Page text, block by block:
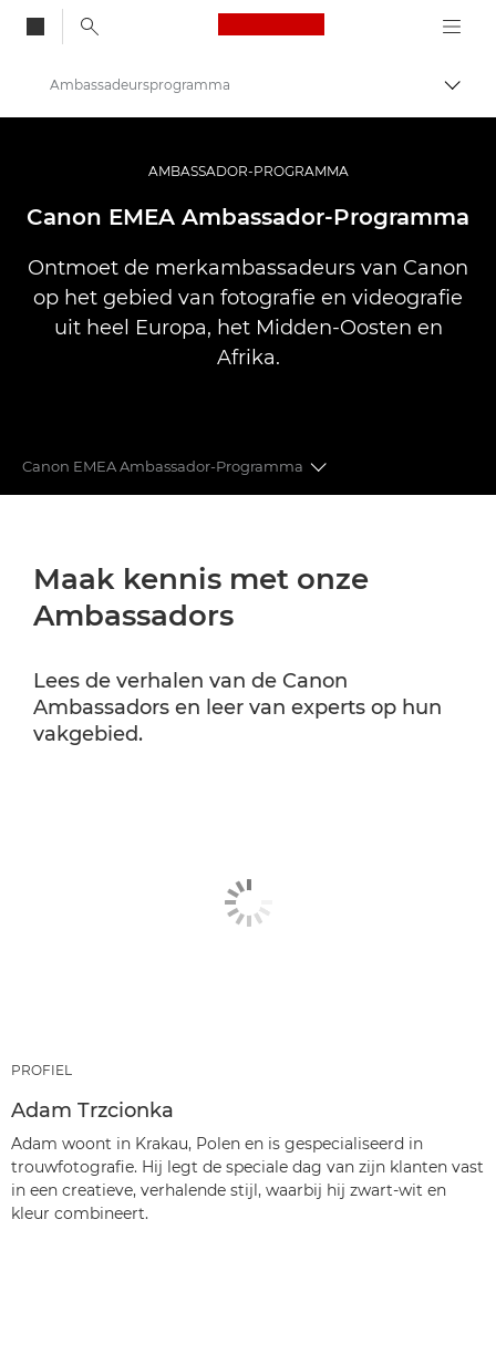
Canon Logo, back
Professionele fotografie en video
Ambassadeursprogramma
AMBASSADOR-PROGRAMMA
Canon EMEA Ambassador-Programma
Ontmoet de merkambassadeurs van Canon
op het gebied van fotografie en videografie
uit heel Europa, het Midden-Oosten en
Afrika.
Canon EMEA Ambassador-Programma
CANON PROFESSIONAL SERVICES
Maak kennis met onze
Ambassadors
Lees de verhalen van de Canon
Ambassadors en leer van experts op hun
vakgebied.
PROFIEL
Adam Trzcionka
Adam woont in Krakau, Polen en is gespecialiseerd in
trouwfotografie. Hij legt de speciale dag van zijn klanten vast
in een creatieve, verhalende stijl, waarbij hij zwart-wit en
kleur combineert.